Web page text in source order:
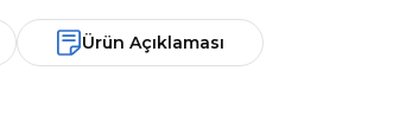
Ürün Açıklaması